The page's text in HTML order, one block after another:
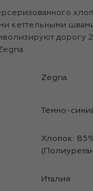
кеттельными
дорогу
Zegna
Темно-
Хлопок: 85%; Эластан
Италия